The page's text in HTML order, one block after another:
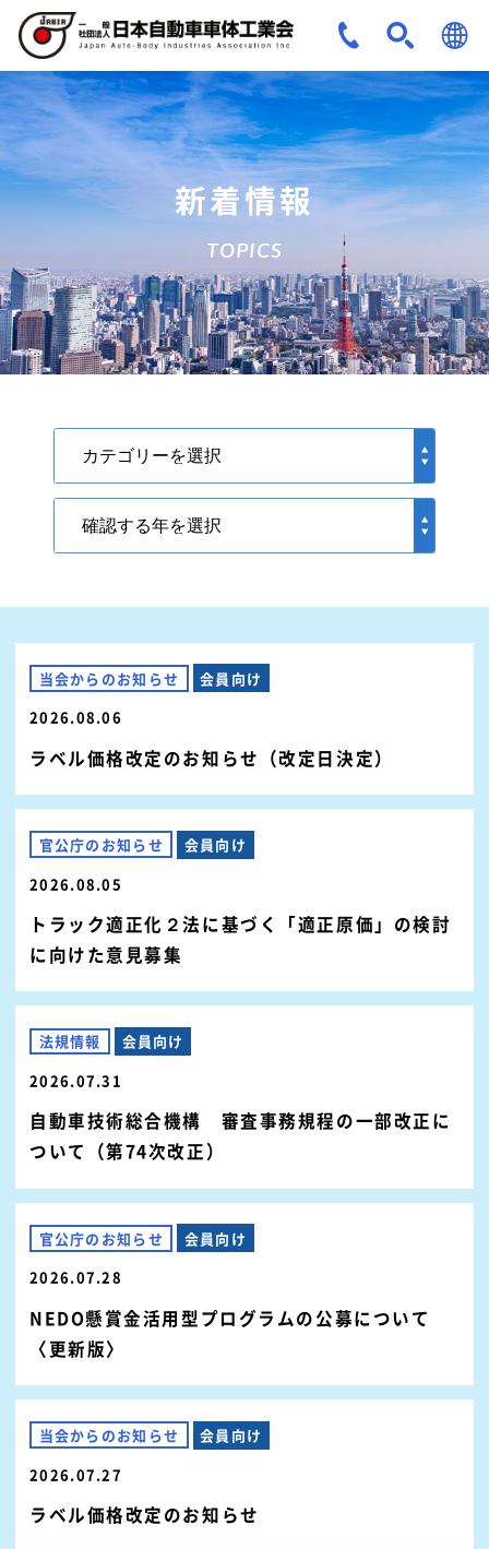
JPN
ENG
新着情報
TOPICS
当会からのお知らせ
会員向け
2026.08.06
ラベル価格改定のお知らせ（改定日決定）
官公庁のお知らせ
会員向け
2026.08.05
トラック適正化２法に基づく「適正原価」の検討
に向けた意見募集
法規情報
会員向け
2026.07.31
自動車技術総合機構 審査事務規程の一部改正に
ついて（第74次改正）
官公庁のお知らせ
会員向け
2026.07.28
NEDO懸賞金活用型プログラムの公募について
〈更新版〉
当会からのお知らせ
会員向け
2026.07.27
ラベル価格改定のお知らせ